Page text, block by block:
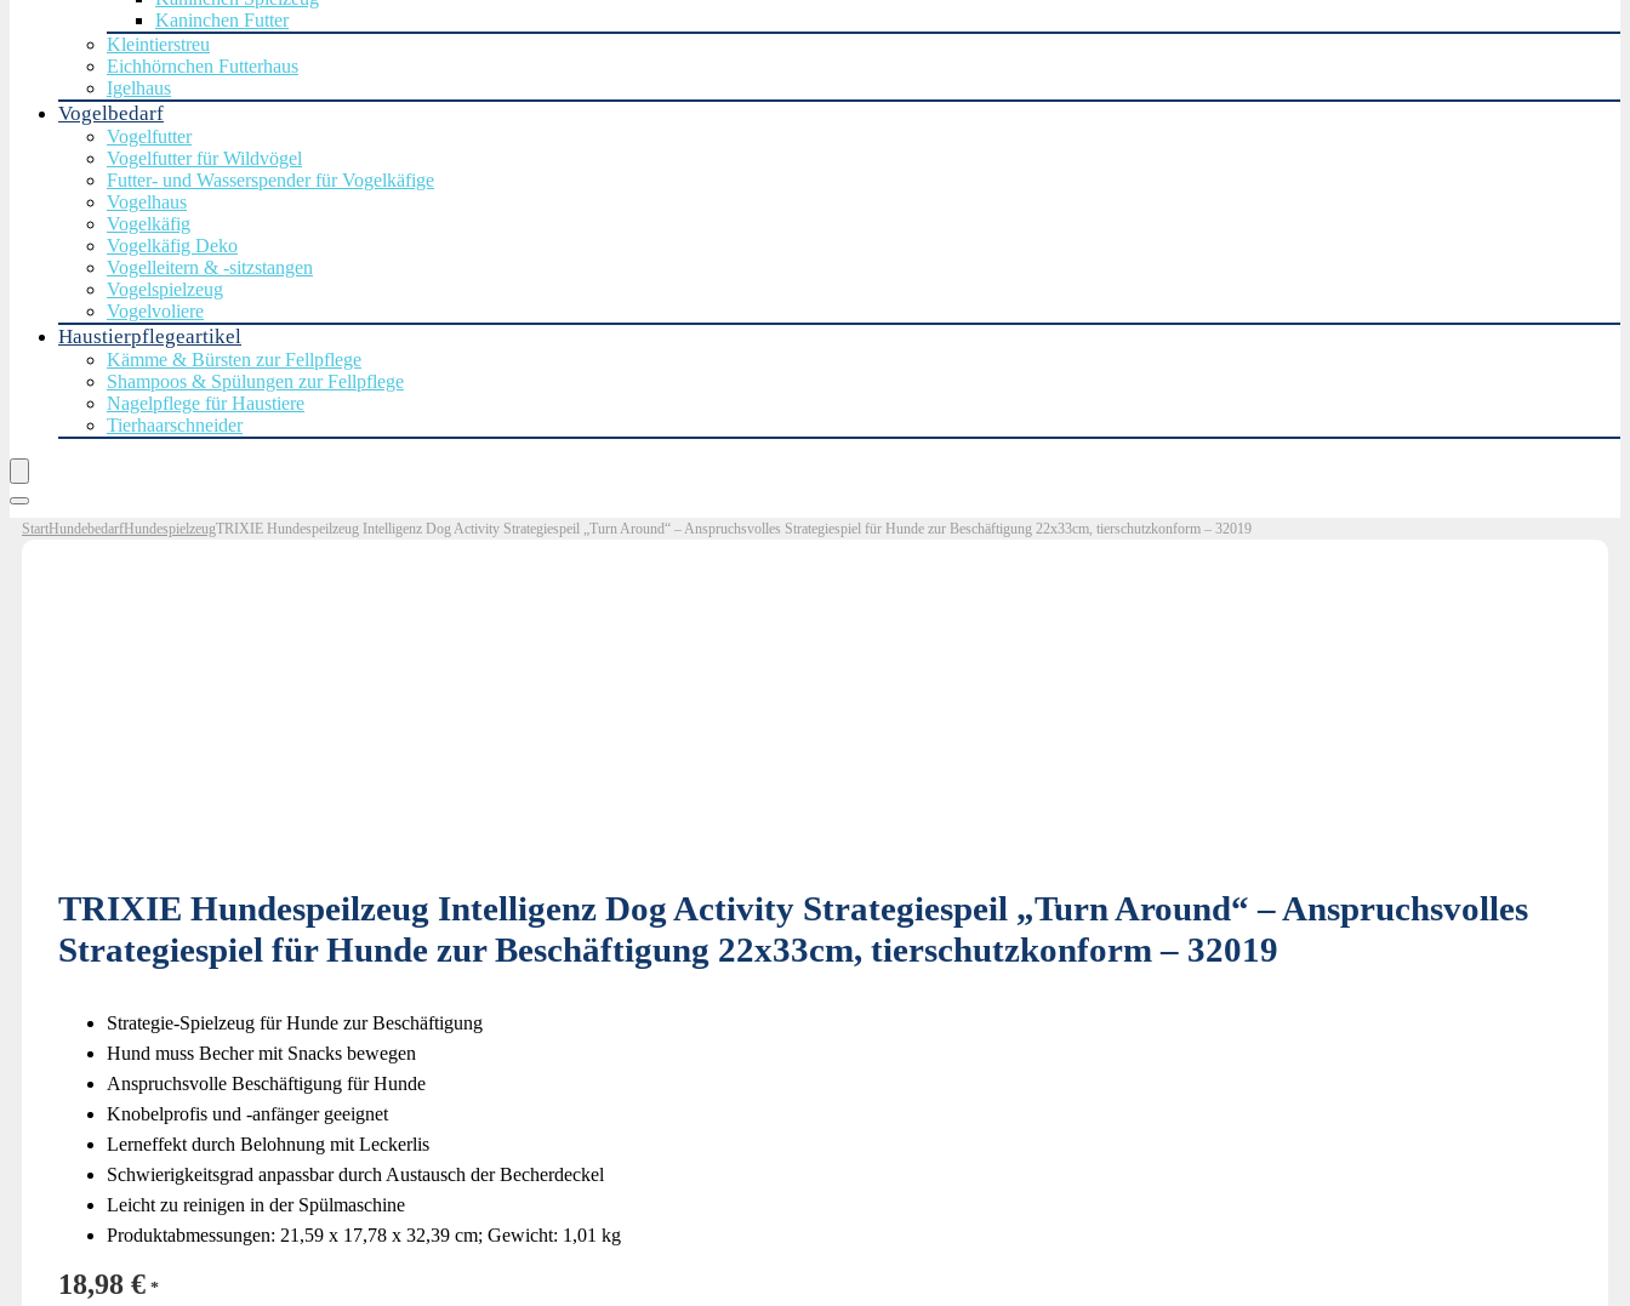
Kaninchen Futter
Kleintierstreu
Eichhörnchen Futterhaus
Igelhaus
Vogelbedarf
Vogelfutter
Vogelfutter für Wildvögel
Futter- und Wasserspender für Vogelkäfige
Vogelhaus
Vogelkäfig
Vogelkäfig Deko
Vogelleitern & -sitzstangen
Vogelspielzeug
Vogelvoliere
Haustierpflegeartikel
Kämme & Bürsten zur Fellpflege
Shampoos & Spülungen zur Fellpflege
Nagelpflege für Haustiere
Tierhaarschneider
StartHundebedarfHundespielzeugTRIXIE Hundespeilzeug Intelligenz Dog Activity Strategiespeil „Turn Around“ – Anspruchsvolles Strategiespiel für Hunde zur Beschäftigung 22x33cm, tierschutzkonform – 32019
TRIXIE Hundespeilzeug Intelligenz Dog Activity Strategiespeil „Turn Around“ – Anspruchsvolles
Strategiespiel für Hunde zur Beschäftigung 22x33cm, tierschutzkonform – 32019
Strategie-Spielzeug für Hunde zur Beschäftigung
Hund muss Becher mit Snacks bewegen
Anspruchsvolle Beschäftigung für Hunde
Knobelprofis und -anfänger geeignet
Lerneffekt durch Belohnung mit Leckerlis
Schwierigkeitsgrad anpassbar durch Austausch der Becherdeckel
Leicht zu reinigen in der Spülmaschine
Produktabmessungen: 21,59 x 17,78 x 32,39 cm; Gewicht: 1,01 kg
18,98 €